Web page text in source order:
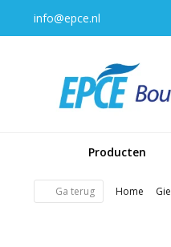
info@epce.nl
Producten
Ga terug Home